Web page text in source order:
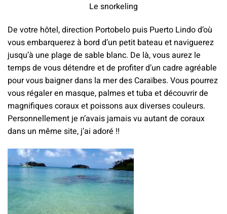
Le snorkeling
De votre hôtel, direction Portobelo puis Puerto Lindo d’où
vous embarquerez à bord d’un petit bateau et naviguerez
jusqu’à une plage de sable blanc. De là, vous aurez le
temps de vous détendre et de profiter d’un cadre agréable
pour vous baigner dans la mer des Caraïbes. Vous pourrez
vous régaler en masque, palmes et tuba et découvrir de
magnifiques coraux et poissons aux diverses couleurs.
Personnellement je n’avais jamais vu autant de coraux
dans un même site, j’ai adoré !!